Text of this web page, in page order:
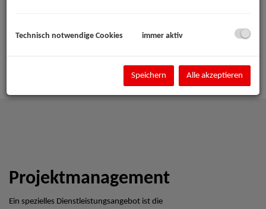
Projektmanagement
Ein spezielles Dienstleistungsangebot ist die
Technisch notwendige Cookies immer aktiv
Speichern Alle akzeptieren